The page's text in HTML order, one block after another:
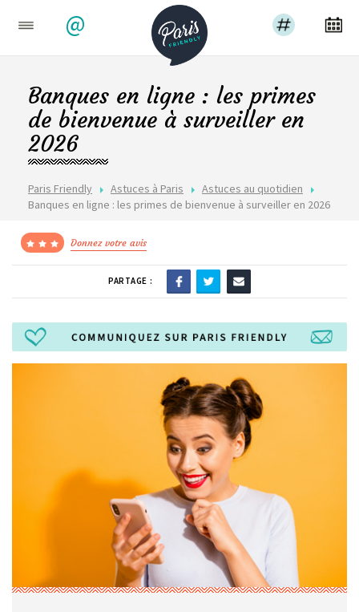
@
Paris Friendly Astuces à Paris
Astuces au quotidien
Banques en ligne : les primes de bienvenue à surveiller en 2026
Banques en ligne : les primes
de bienvenue à surveiller en
2026
Donnez votre avis
PARTAGE :